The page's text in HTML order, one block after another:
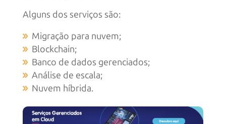
Alguns dos serviços são:
Migração para nuvem;
Blockchain;
Banco de dados gerenciados;
Análise de escala;
Nuvem híbrida.